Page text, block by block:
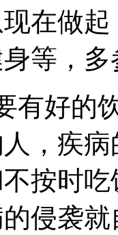
在做
等，
好的饮
，疾
按时
侵袭